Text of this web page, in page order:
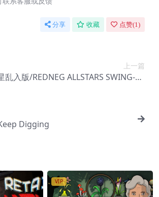
分享 收藏 点赞(1)
上一篇
入版/REDNEG ALLSTARS SWING-BY
Digging
VIP